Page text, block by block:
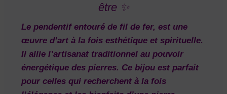
être ✨
Le pendentif entouré de fil de fer, est une
œuvre d’art à la fois esthétique et spirituelle.
Il allie l’artisanat traditionnel au pouvoir
énergétique des pierres. Ce bijou est parfait
pour celles qui recherchent à la fois